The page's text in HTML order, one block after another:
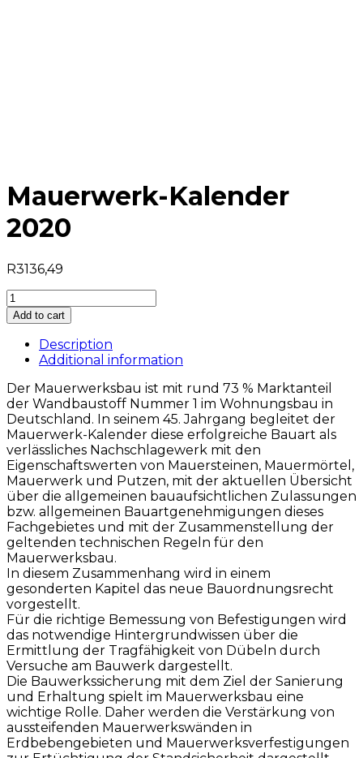
Mauerwerk-Kalender
2020
R3136,49
Mauerwerk-
Kalender
2020
quantity
Add to cart
Description
Additional information
Der Mauerwerksbau ist mit rund 73 % Marktanteil
der Wandbaustoff Nummer 1 im Wohnungsbau in
Deutschland. In seinem 45. Jahrgang begleitet der
Mauerwerk-Kalender diese erfolgreiche Bauart als
verlässliches Nachschlagewerk mit den
Eigenschaftswerten von Mauersteinen, Mauermörtel,
Mauerwerk und Putzen, mit der aktuellen Übersicht
über die allgemeinen bauaufsichtlichen Zulassungen
bzw. allgemeinen Bauartgenehmigungen dieses
Fachgebietes und mit der Zusammenstellung der
geltenden technischen Regeln für den
Mauerwerksbau.
In diesem Zusammenhang wird in einem
gesonderten Kapitel das neue Bauordnungsrecht
vorgestellt.
Für die richtige Bemessung von Befestigungen wird
das notwendige Hintergrundwissen über die
Ermittlung der Tragfähigkeit von Dübeln durch
Versuche am Bauwerk dargestellt.
Die Bauwerkssicherung mit dem Ziel der Sanierung
und Erhaltung spielt im Mauerwerksbau eine
wichtige Rolle. Daher werden die Verstärkung von
aussteifenden Mauerwerkswänden in
Erdbebengebieten und Mauerwerksverfestigungen